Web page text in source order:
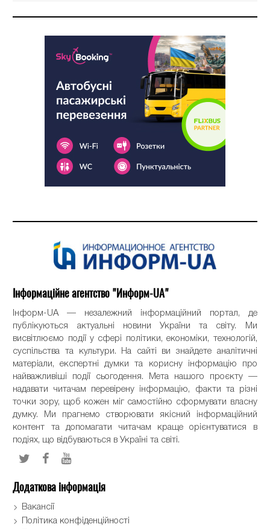
Інформаційне агентство "Информ-UA"
Інформ-UA — незалежний інформаційний портал, де
публікуються актуальні новини України та світу. Ми
висвітлюємо події у сфері політики, економіки, технологій,
суспільства та культури. На сайті ви знайдете аналітичні
матеріали, експертні думки та корисну інформацію про
найважливіші події сьогодення. Мета нашого проєкту —
надавати читачам перевірену інформацію, факти та різні
точки зору, щоб кожен міг самостійно сформувати власну
думку. Ми прагнемо створювати якісний інформаційний
контент та допомагати читачам краще орієнтуватися в
подіях, що відбуваються в Україні та світі.
Додаткова інформація
Вакансії
Політика конфіденційності